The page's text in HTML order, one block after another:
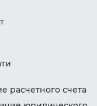
расчетного счета